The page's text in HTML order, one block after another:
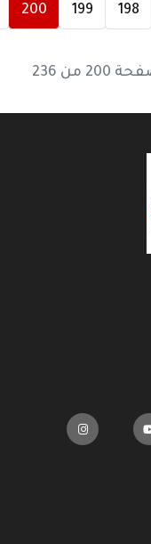
198
199
200
200 من 236